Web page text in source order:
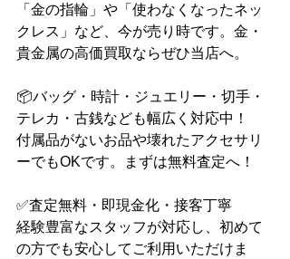
「金の指輪」や「使わなくなったネッ
クレス」など、今が売り時です。金・
貴金属の高価買取ならぜひ当店へ。
📦バッグ・時計・ジュエリー・切手・
テレカ・古銭なども幅広く対応中！
付属品がないお品や壊れたアクセサリ
ーでもOKです。まずは無料査定へ！
✅査定無料・即現金化・接客丁寧
経験豊富なスタッフが対応し、初めて
の方でも安心してご利用いただけま